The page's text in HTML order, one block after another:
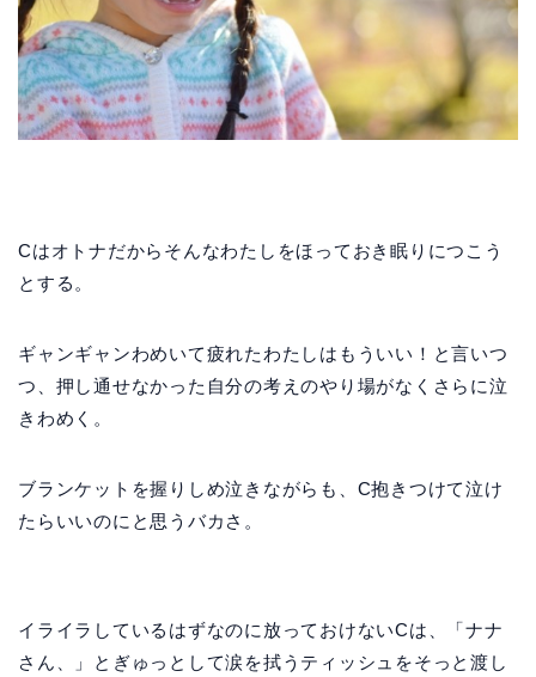
Cはオトナだからそんなわたしをほっておき眠りにつこう
とする。
ギャンギャンわめいて疲れたわたしはもういい！と言いつ
つ、押し通せなかった自分の考えのやり場がなくさらに泣
きわめく。
ブランケットを握りしめ泣きながらも、C抱きつけて泣け
たらいいのにと思うバカさ。
イライラしているはずなのに放っておけないCは、「ナナ
さん、」とぎゅっとして涙を拭うティッシュをそっと渡し